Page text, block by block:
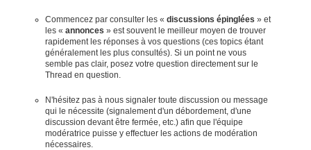
Commencez par consulter les « discussions épinglées » et
les « annonces » est souvent le meilleur moyen de trouver
rapidement les réponses à vos questions (ces topics étant
généralement les plus consultés). Si un point ne vous
semble pas clair, posez votre question directement sur le
Thread en question.
N'hésitez pas à nous signaler toute discussion ou message
qui le nécessite (signalement d'un débordement, d'une
discussion devant être fermée, etc.) afin que l'équipe
modératrice puisse y effectuer les actions de modération
nécessaires.